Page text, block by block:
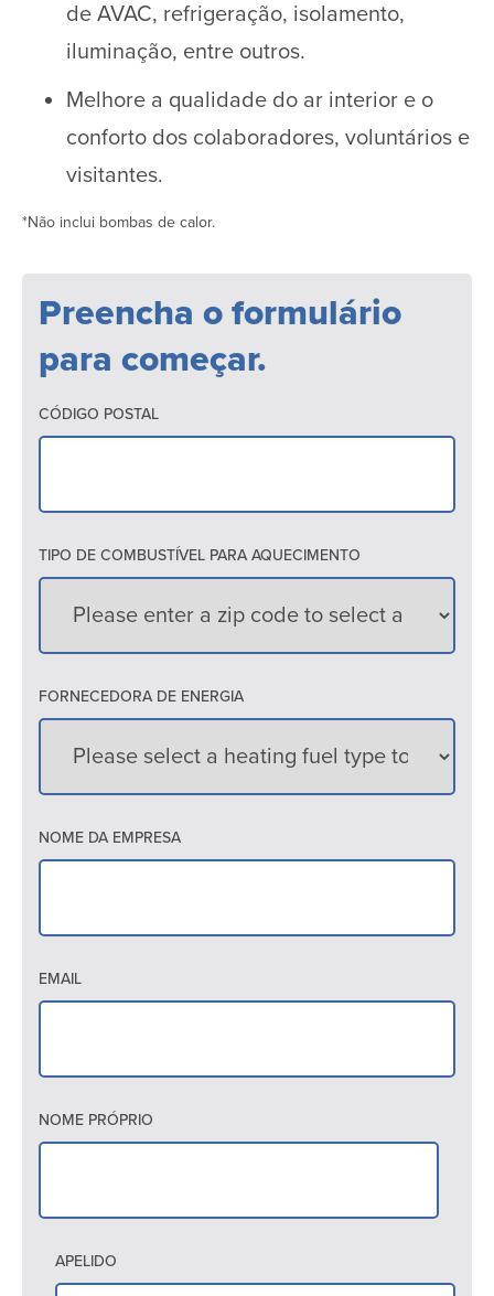
de AVAC, refrigeração, isolamento,
iluminação, entre outros.
Melhore a qualidade do ar interior e o
conforto dos colaboradores, voluntários e
visitantes.
*Não inclui bombas de calor.
Preencha o formulário
para começar.
CÓDIGO POSTAL
TIPO DE COMBUSTÍVEL PARA AQUECIMENTO
FORNECEDORA DE ENERGIA
NOME DA EMPRESA
EMAIL
NOME PRÓPRIO
APELIDO